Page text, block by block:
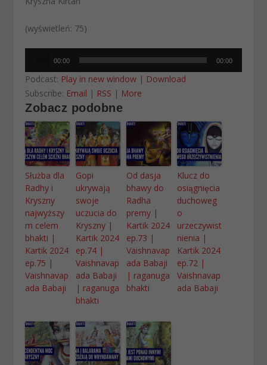
(wyświetleń: 75)
dźwiękowych
00:00 00:00
Podcast: Play in new window | Download
Subscribe: Email | RSS | More
Zobacz podobne
Służba dla
Radhy i
Kryszny
najwyższy
m celem
bhakti |
Kartik 2024
ep.75 |
Vaishnavap
ada Babaji
Gopi
ukrywają
swoje
uczucia do
Kryszny |
Kartik 2024
ep.74 |
Vaishnavap
ada Babaji
| raganuga
bhakti
Od dasja
bhawy do
Radha
premy |
Kartik 2024
ep.73 |
Vaishnavap
ada Babaji
| raganuga
bhakti
Klucz do
osiągnięcia
duchoweg
o
urzeczywist
nienia |
Kartik 2024
ep.72 |
Vaishnavap
ada Babaji